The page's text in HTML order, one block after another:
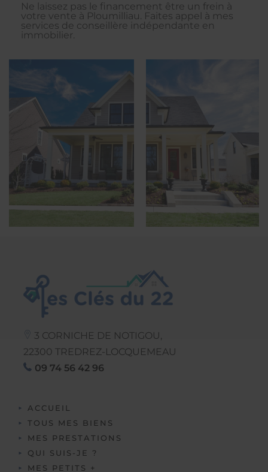
Ne laissez pas le financement être un frein à
votre vente à Ploumilliau. Faites appel à mes
services de conseillère indépendante en
immobilier.
3 CORNICHE DE NOTIGOU,
22300 TREDREZ-LOCQUEMEAU
09 74 56 42 96
ACCUEIL
TOUS MES BIENS
MES PRESTATIONS
QUI SUIS-JE ?
MES PETITS +